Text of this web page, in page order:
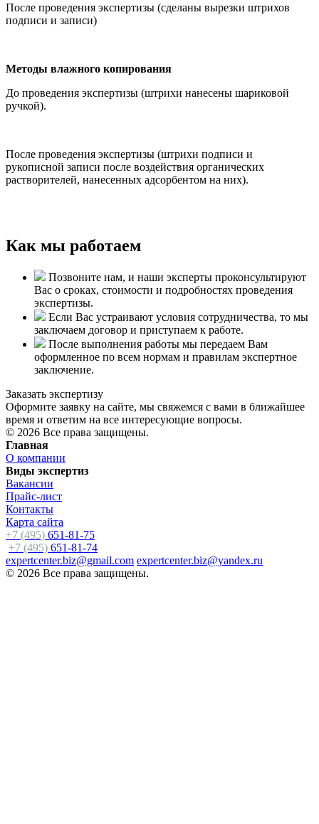
После проведения экспертизы (сделаны вырезки штрихов
подписи и записи)
Методы влажного копирования
До проведения экспертизы (штрихи нанесены шариковой
ручкой).
После проведения экспертизы (штрихи подписи и
рукописной записи после воздействия органических
растворителей, нанесенных адсорбентом на них).
Как мы работаем
Позвоните нам, и наши эксперты проконсультируют
Вас о сроках, стоимости и подробностях проведения
экспертизы.
Если Вас устраивают условия сотрудничества, то мы
заключаем договор и приступаем к работе.
После выполнения работы мы передаем Вам
оформленное по всем нормам и правилам экспертное
заключение.
Заказать экспертизу
Оформите заявку на сайте, мы свяжемся с вами в ближайшее
время и ответим на все интересующие вопросы.
© 2026 Все права защищены.
Главная
О компании
Виды экспертиз
Вакансии
Прайс-лист
Контакты
Карта сайта
+7 (495) 651-81-75
+7 (495) 651-81-74
expertcenter.biz@gmail.com expertcenter.biz@yandex.ru
© 2026 Все права защищены.